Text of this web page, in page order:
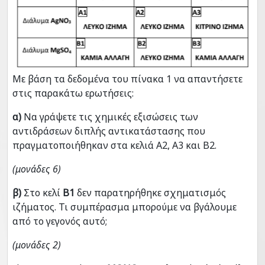
Με βάση τα δεδομένα του πίνακα 1 να απαντήσετε
στις παρακάτω ερωτήσεις:
α) Να γράψετε τις χημικές εξισώσεις των
αντιδράσεων διπλής αντικατάστασης που
πραγματοποιήθηκαν στα κελιά Α2, Α3 και Β2.
(μονάδες 6)
β) Στο κελί Β1 δεν παρατηρήθηκε σχηματισμός
ιζήματος. Τι συμπέρασμα μπορούμε να βγάλουμε
από το γεγονός αυτό;
(μονάδες 2)